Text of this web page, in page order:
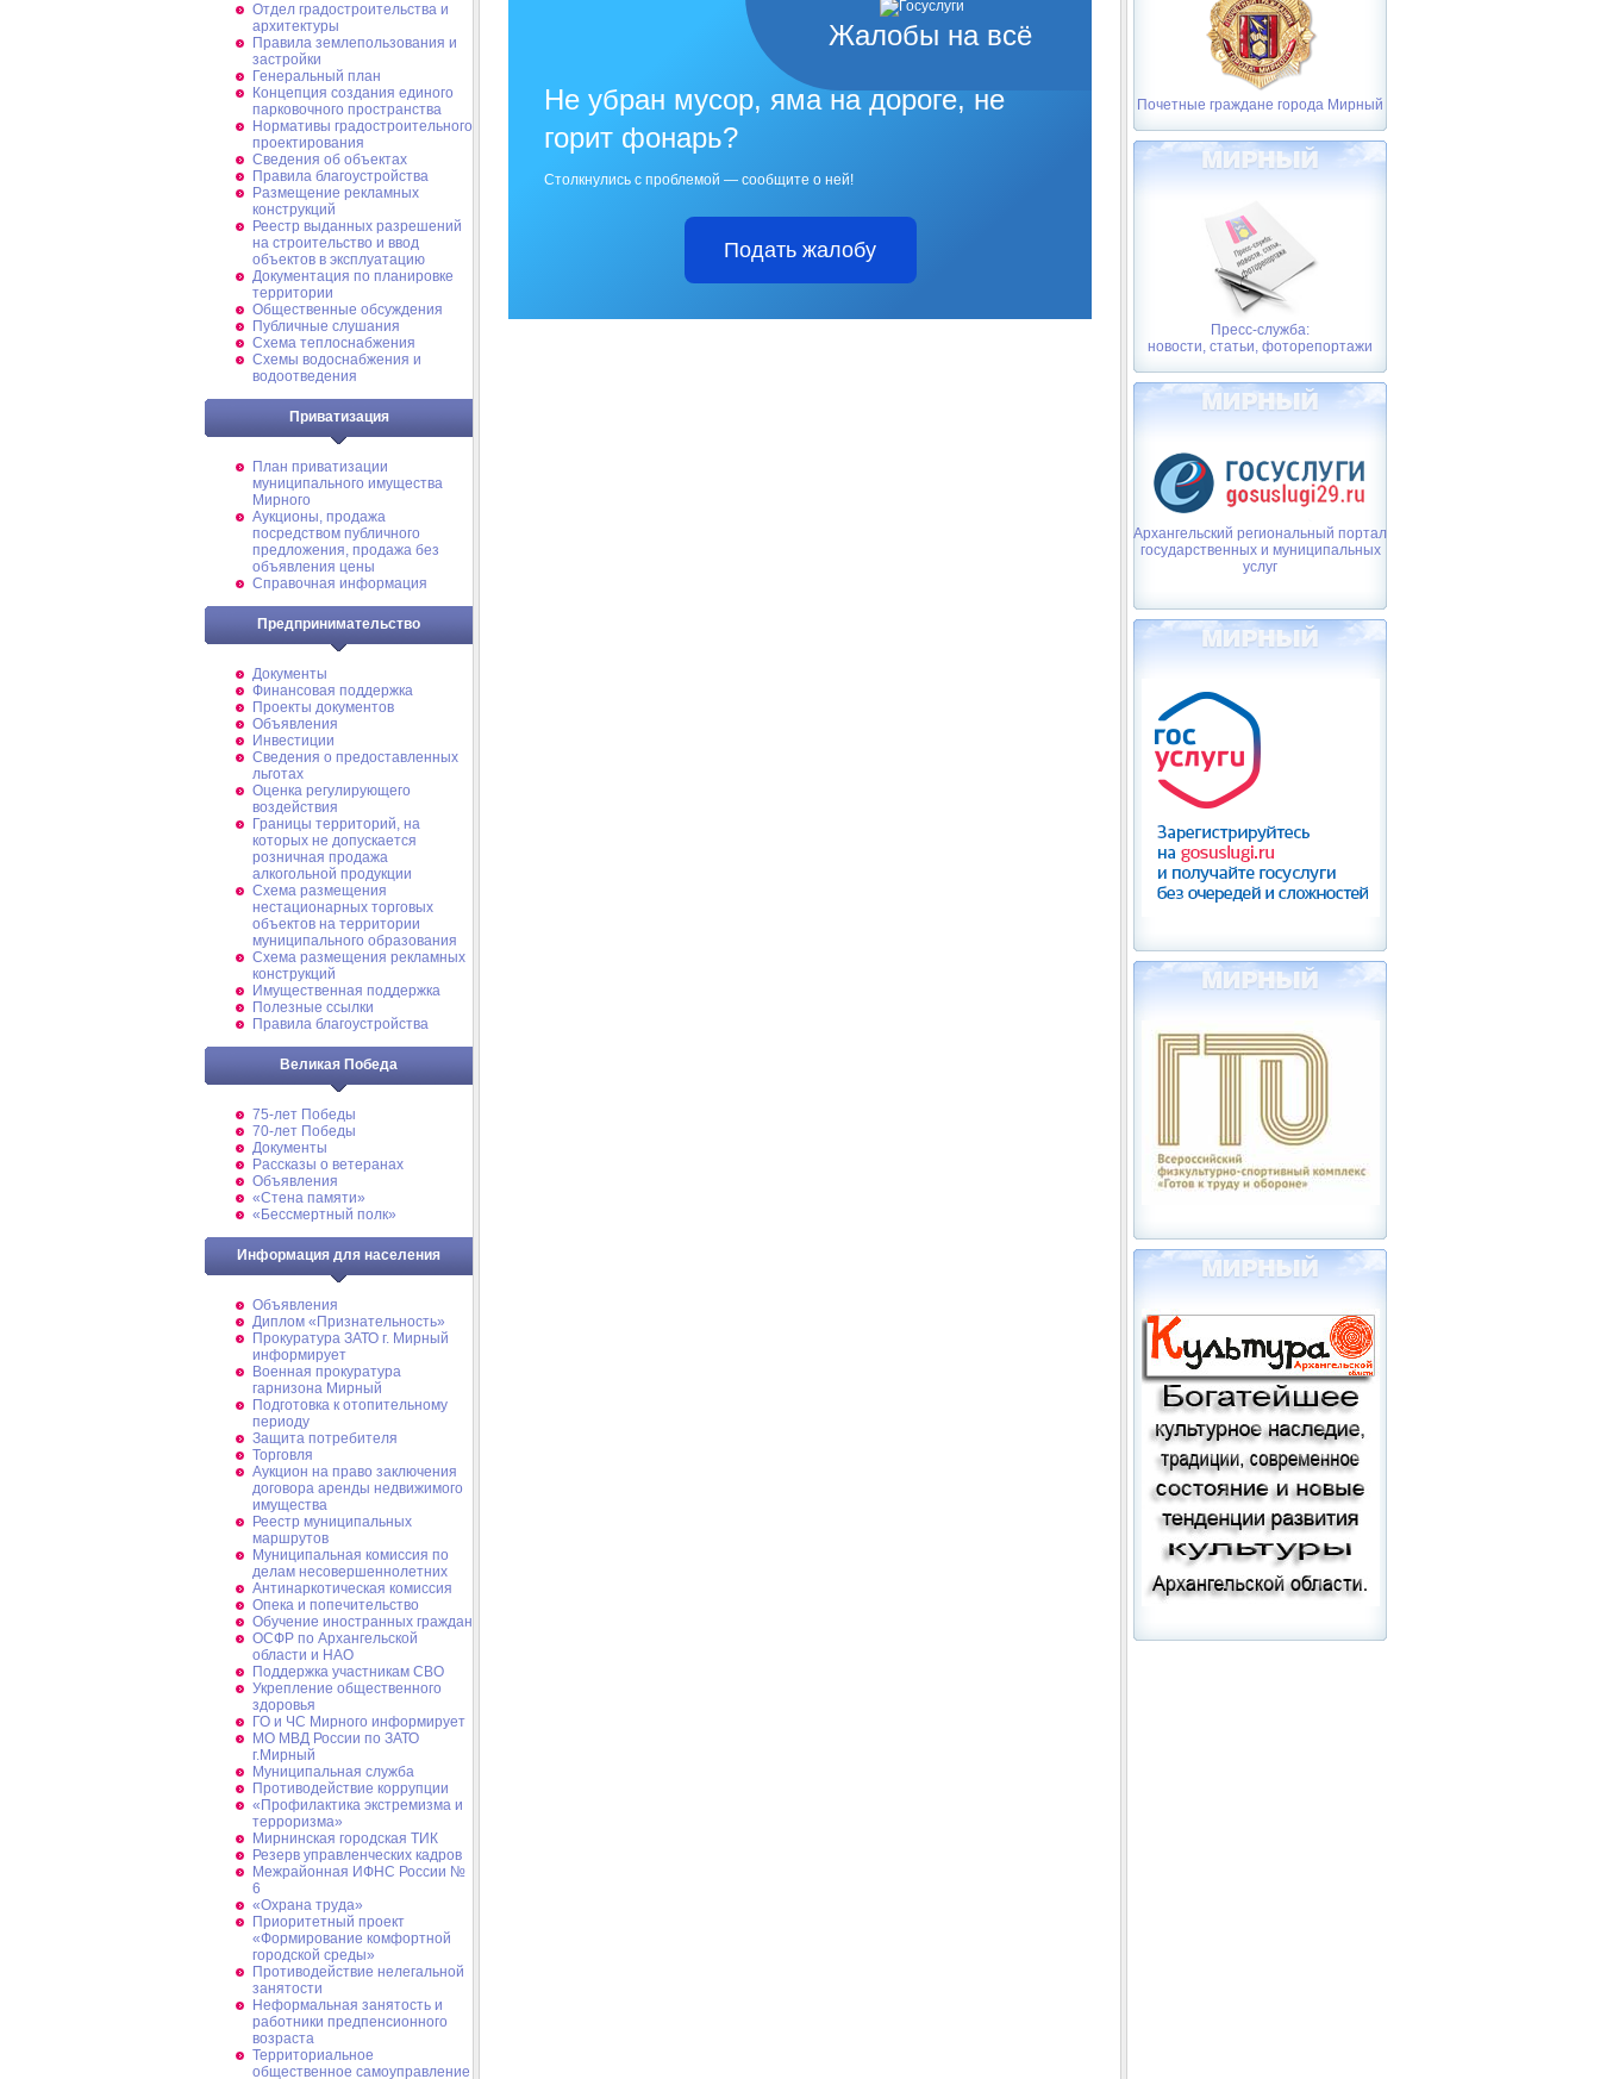
Отдел градостроительства и
архитектуры
Правила землепользования и
застройки
Генеральный план
Концепция создания единого
парковочного пространства
Нормативы градостроительного
проектирования
Сведения об объектах
Правила благоустройства
Размещение рекламных
конструкций
Реестр выданных разрешений
на строительство и ввод
объектов в эксплуатацию
Документация по планировке
территории
Общественные обсуждения
Публичные слушания
Схема теплоснабжения
Схемы водоснабжения и
водоотведения
Приватизация
План приватизации
муниципального имущества
Мирного
Аукционы, продажа
посредством публичного
предложения, продажа без
объявления цены
Справочная информация
Предпринимательство
Документы
Финансовая поддержка
Проекты документов
Объявления
Инвестиции
Сведения о предоставленных
льготах
Оценка регулирующего
воздействия
Границы территорий, на
которых не допускается
розничная продажа
алкогольной продукции
Схема размещения
нестационарных торговых
объектов на территории
муниципального образования
Схема размещения рекламных
конструкций
Имущественная поддержка
Полезные ссылки
Правила благоустройства
Великая Победа
75-лет Победы
70-лет Победы
Документы
Рассказы о ветеранах
Объявления
«Стена памяти»
«Бессмертный полк»
Информация для населения
Объявления
Диплом «Признательность»
Прокуратура ЗАТО г. Мирный
информирует
Военная прокуратура
гарнизона Мирный
Подготовка к отопительному
периоду
Защита потребителя
Торговля
Аукцион на право заключения
договора аренды недвижимого
имущества
Реестр муниципальных
маршрутов
Муниципальная комиссия по
делам несовершеннолетних
Антинаркотическая комиссия
Опека и попечительство
Обучение иностранных граждан
ОСФР по Архангельской
области и НАО
Поддержка участникам СВО
Укрепление общественного
здоровья
ГО и ЧС Мирного информирует
МО МВД России по ЗАТО
г.Мирный
Муниципальная cлужба
Противодействие коррупции
«Профилактика экстремизма и
терроризма»
Мирнинская городская ТИК
Резерв управленческих кадров
Межрайонная ИФНС России №
6
«Охрана труда»
Приоритетный проект
«Формирование комфортной
городской среды»
Противодействие нелегальной
занятости
Неформальная занятость и
работники предпенсионного
возраста
Территориальное
общественное самоуправление
Жалобы на всё
Не убран мусор, яма на дороге, не
горит фонарь?
Столкнулись с проблемой — сообщите о ней!
Подать жалобу
Почетные граждане города Мирный
Пресс-служба:
новости, статьи, фоторепортажи
Архангельский региональный портал
государственных и муниципальных
услуг